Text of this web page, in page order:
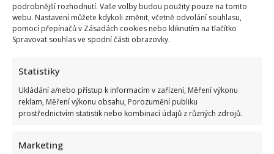
podrobnější rozhodnutí. Vaše volby budou použity pouze na tomto
webu. Nastavení můžete kdykoli změnit, včetně odvolání souhlasu,
pomocí přepínačů v Zásadách cookies nebo kliknutím na tlačítko
Spravovat souhlas ve spodní části obrazovky.
Statistiky
Ukládání a/nebo přístup k informacím v zařízení, Měření výkonu
reklam, Měření výkonu obsahu, Porozumění publiku
prostřednictvím statistik nebo kombinací údajů z různých zdrojů.
Marketing